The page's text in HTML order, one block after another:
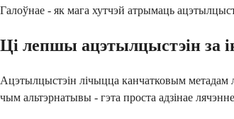
Галоўнае - як мага хутчэй атрымаць
Ці лепшы ацэтылцыстэін за
Ацэтылцыстэін лічыцца канчатковым метадам
чым альтэрнатывы - гэта проста адзінае